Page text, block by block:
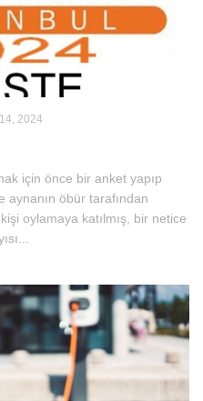
2024
için önce bir anket yapıp
öbür tarafından
oylamaya katılmış, bir netice